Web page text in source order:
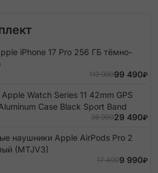
iPhone 17 Pro 256 ГБ тёмно-
99 490₽
119 990
Watch Series 11 42mm GPS
Case Black Sport Band
29 490₽
36 990
наушники Apple AirPods Pro 2
(MTJV3)
9 990₽
17 490